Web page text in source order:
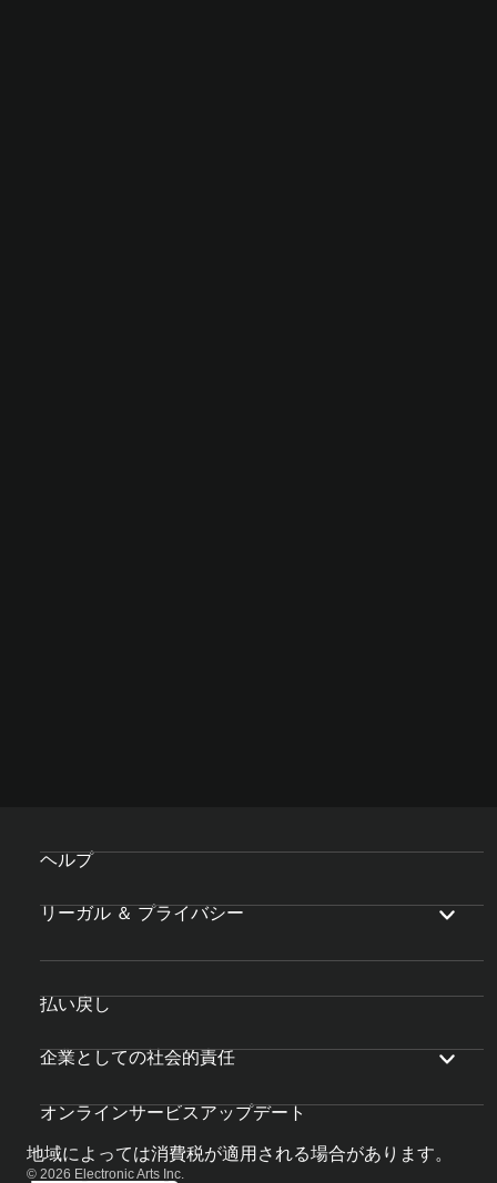
ヘルプ
リーガル ＆ プライバシー
払い戻し
企業としての社会的責任
オンラインサービスアップデート
地域によっては消費税が適用される場合があります。
© 2026 Electronic Arts Inc.